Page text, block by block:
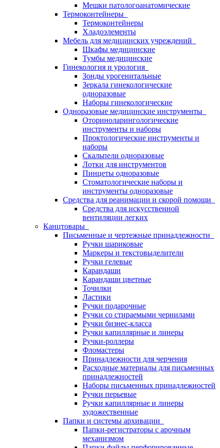
Мешки патологоанатомические
Термоконтейнеры
Термоконтейнеры
Хладоэлементы
Мебель для медицинских учреждений
Шкафы медицинские
Тумбы медицинские
Гинекология и урология
Зонды урогенитальные
Зеркала гинекологические
одноразовые
Наборы гинекологические
Одноразовые медицинские инструменты
Оториноларингологические
инструменты и наборы
Проктологические инструменты и
наборы
Скальпели одноразовые
Лотки для инструментов
Пинцеты одноразовые
Стоматологические наборы и
инструменты одноразовые
Средства для реанимации и скорой помощи
Средства для искусственной
вентиляции легких
Канцтовары
Письменные и чертежные принадлежности
Ручки шариковые
Маркеры и текстовыделители
Ручки гелевые
Карандаши
Карандаши цветные
Точилки
Ластики
Ручки подарочные
Ручки со стираемыми чернилами
Ручки бизнес-класса
Ручки капиллярные и линеры
Ручки-роллеры
Фломастеры
Принадлежности для черчения
Расходные материалы для письменных
принадлежностей
Наборы письменных принадлежностей
Ручки перьевые
Ручки капиллярные и линеры
художественные
Папки и системы архивации
Папки-регистраторы с арочным
механизмом